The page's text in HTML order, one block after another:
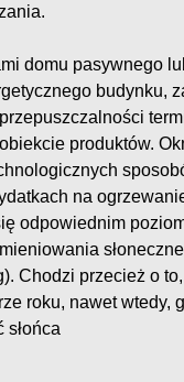
domu pasywnego
budynku,
produktów.
na
odpowiednim
Chodzi przecież o
roku, nawet wtedy,
słońca